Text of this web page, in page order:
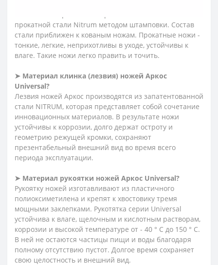
прокатной стали Nitrum методом штамповки. Состав
стали приближен к кованым ножам. Прокатные ножи -
тонкие, легкие, неприхотливы в уходе, устойчивы к
влаге. Такие ножи легко править и точить.
➤ Материал клинка (лезвия) ножей Аркос
Universal?
Лезвия ножей Аркос производятся из запатентованной
стали NITRUM, которая представляет собой сочетание
инновационных материалов. В результате ножи
устойчивы к коррозии, долго держат остроту и
геометрию режущей кромки, сохраняют
презентабельный внешний вид во время всего
периода эксплуатации.
➤ Материал рукоятки ножей Аркос Universal?
Рукоятку ножей изготавливают из пластичного
полиоксиметилена и крепят к хвостовику тремя
мощными заклепками. Рукотятка серии Universal
устойчива к влаге, щелочным и кислотным растворам,
коррозии и высокой температуре от - 40 ° C до 150 ° C.
В ней не остаются частицы пищи и воды благодаря
полному отсутствию пустот. Долгое время сохраняет
свою целостность и внешний вид.